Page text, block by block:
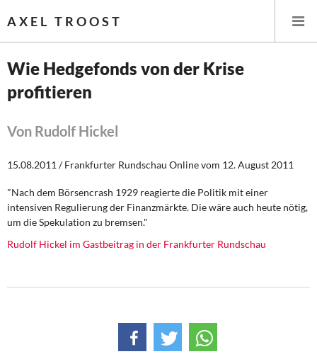
AXEL TROOST
Startseite
Themen
Leitlinien linker Wirtschafts- und Finanzpolitik
Wirtschaftspolitik
Steuer- und Finanzpolitik
Wie Hedgefonds von der Krise
profitieren
Von Rudolf Hickel
15.08.2011 / Frankfurter Rundschau Online vom 12. August 2011
"Nach dem Börsencrash 1929 reagierte die Politik mit einer
intensiven Regulierung der Finanzmärkte. Die wäre auch heute nötig,
um die Spekulation zu bremsen."
Rudolf Hickel im Gastbeitrag in der Frankfurter Rundschau